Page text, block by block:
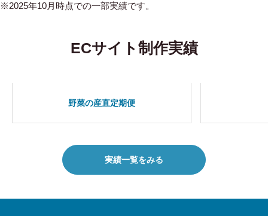
※2025年10月時点での一部実績です。
ECサイト制作実績
野菜の産直定期便
実績一覧をみる